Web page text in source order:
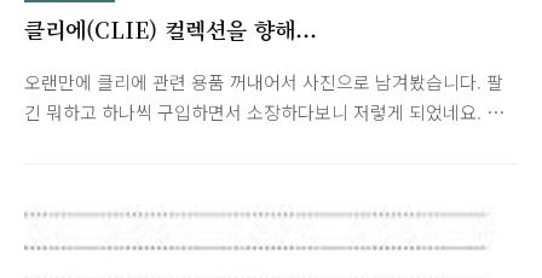
클리에(CLIE) 컬렉션을 향해...
오랜만에 클리에 관련 용품 꺼내어서 사진으로 남겨봤습니다. 팔
긴 뭐하고 하나씩 구입하면서 소장하다보니 저렇게 되었네요. 위